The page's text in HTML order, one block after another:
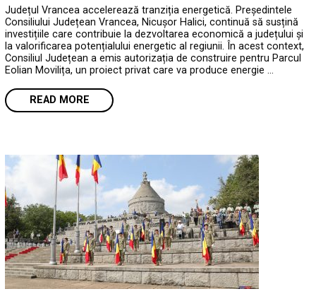
Județul Vrancea accelerează tranziția energetică. Președintele
Consiliului Județean Vrancea, Nicușor Halici, continuă să susțină
investițiile care contribuie la dezvoltarea economică a județului și
la valorificarea potențialului energetic al regiunii. În acest context,
Consiliul Județean a emis autorizația de construire pentru Parcul
Eolian Movilița, un proiect privat care va produce energie …
READ MORE